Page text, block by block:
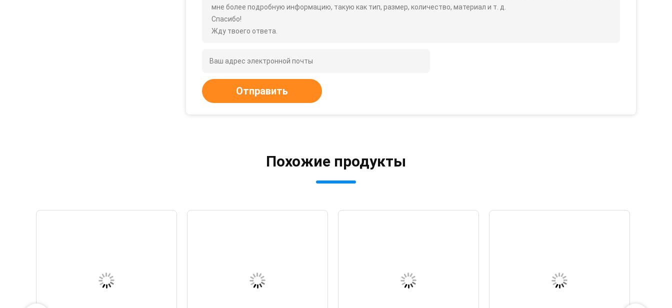
мне более подробную информацию, такую ​​как тип, размер, количество, материал и т. д.
Спасибо!
Жду твоего ответа.
Отправить
Похожие продукты